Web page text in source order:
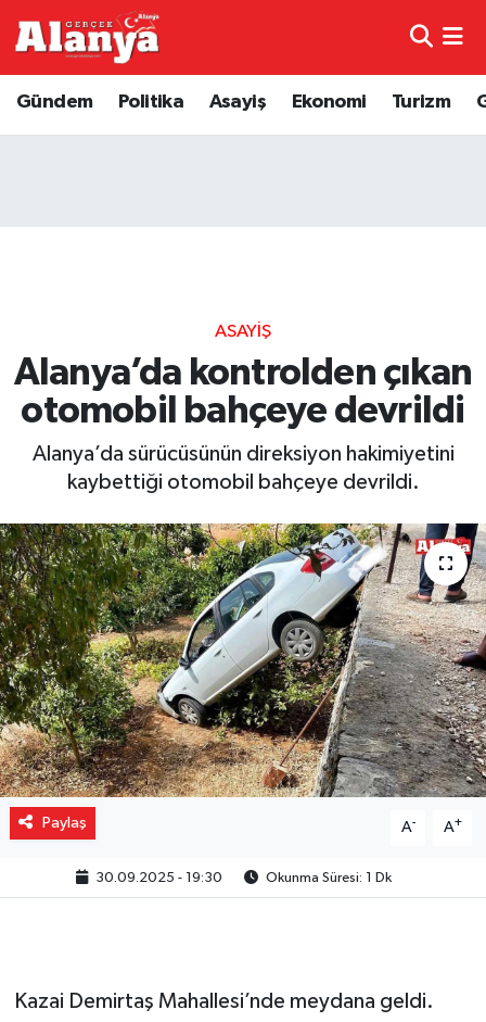
Gündem Politika Asayiş Ekonomi Turizm
ASAYIŞ
Alanya’da kontrolden çıkan
otomobil bahçeye devrildi
Alanya’da sürücüsünün direksiyon hakimiyetini
kaybettiği otomobil bahçeye devrildi.
Paylaş A- A+
30.09.2025 - 19:30 Okunma Süresi: 1 Dk
Kazai Demirtaş Mahallesi’nde meydana geldi.
Genel
Dünya
Ekonomi
Gizlilik İlkeleri - Privacy Policy
Güncel
Gündem
Politika
Spor
Turizm
Trafik Durumu
Haber Arşivi